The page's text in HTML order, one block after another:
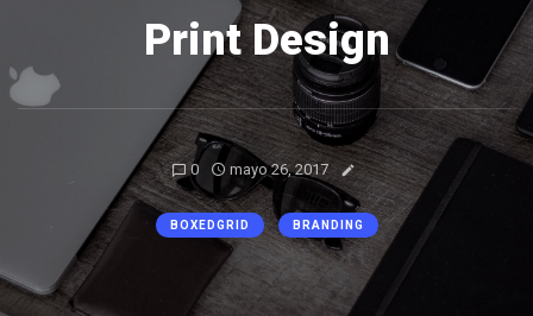
Print Design
0 mayo 26, 2017
BOXEDGRID BRANDING